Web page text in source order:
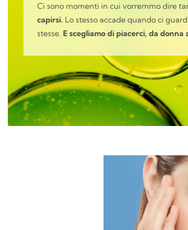
Ci sono momenti in cui vorremmo dire
capirsi. Lo stesso accade quando ci
stesse. E scegliamo di piacerci, da donna